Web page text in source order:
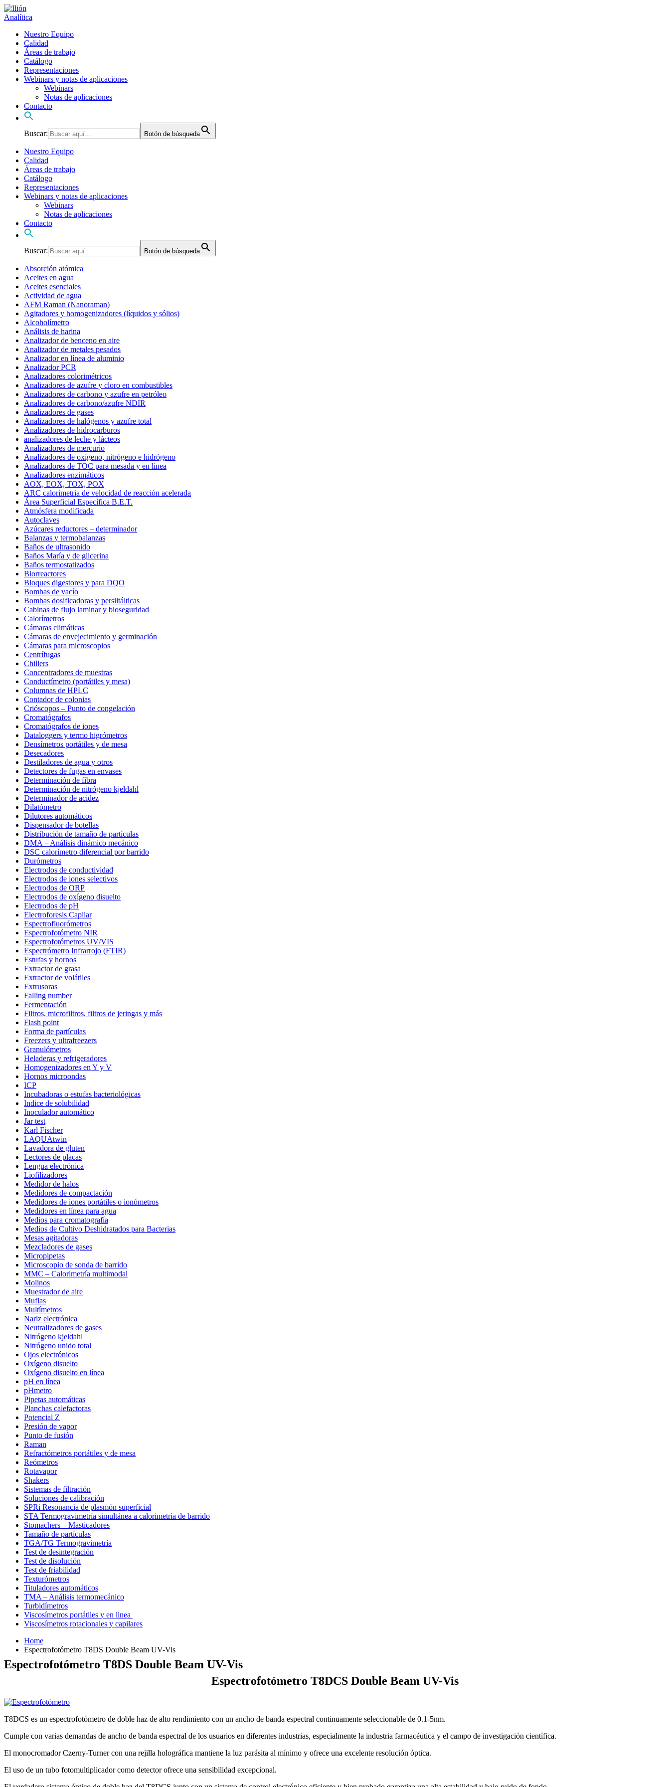
Nuestro Equipo
Calidad
Áreas de trabajo
Catálogo
Representaciones
Webinars y notas de aplicaciones
Webinars
Notas de aplicaciones
Contacto
Buscar: Botón de búsqueda
Nuestro Equipo
Calidad
Áreas de trabajo
Catálogo
Representaciones
Webinars y notas de aplicaciones
Webinars
Notas de aplicaciones
Contacto
Buscar: Botón de búsqueda
Absorción atómica
Aceites en agua
Aceites esenciales
Actividad de agua
AFM Raman (Nanoraman)
Agitadores y homogenizadores (líquidos y sólios)
Alcoholímetro
Análisis de harina
Analizador de benceno en aire
Analizador de metales pesados
Analizador en línea de aluminio
Analizador PCR
Analizadores colorimétricos
Analizadores de azufre y cloro en combustibles
Analizadores de carbono y azufre en petróleo
Analizadores de carbono/azufre NDIR
Analizadores de gases
Analizadores de halógenos y azufre total
Analizadores de hidrocarburos
analizadores de leche y lácteos
Analizadores de mercurio
Analizadores de oxígeno, nitrógeno e hidrógeno
Analizadores de TOC para mesada y en línea
Analizadores enzimáticos
AOX, EOX, TOX, POX
ARC calorimetria de velocidad de reacción acelerada
Área Superficial Específica B.E.T.
Atmósfera modificada
Autoclaves
Azúcares reductores – determinador
Balanzas y termobalanzas
Baños de ultrasonido
Baños María y de glicerina
Baños termostatizados
Biorreactores
Bloques digestores y para DQO
Bombas de vacío
Bombas dosificadoras y persiltálticas
Cabinas de flujo laminar y bioseguridad
Calorímetros
Cámaras climáticas
Cámaras de envejecimiento y germinación
Cámaras para microscopios
Centrífugas
Chillers
Concentradores de muestras
Conductímetro (portátiles y mesa)
Columnas de HPLC
Contador de colonias
Crióscopos – Punto de congelación
Cromatógrafos
Cromatógrafos de iones
Dataloggers y termo higrómetros
Densímetros portátiles y de mesa
Desecadores
Destiladores de agua y otros
Detectores de fugas en envases
Determinación de fibra
Determinación de nitrógeno kjeldahl
Determinador de acidez
Dilatómetro
Dilutores automáticos
Dispensador de botellas
Distribución de tamaño de partículas
DMA – Análisis dinámico mecánico
DSC calorímetro diferencial por barrido
Durómetros
Electrodos de conductividad
Electrodos de iones selectivos
Electrodos de ORP
Electrodos de oxígeno disuelto
Electrodos de pH
Electroforesis Capilar
Espectrofluorómetros
Espectrofotómetro NIR
Espectrofotómetros UV/VIS
Espectrómetro Infrarrojo (FTIR)
Estufas y hornos
Extractor de grasa
Extractor de volátiles
Extrusoras
Falling number
Fermentación
Filtros, microfiltros, filtros de jeringas y más
Flash point
Forma de partículas
Freezers y ultrafreezers
Granulómetros
Heladeras y refrigeradores
Homogenizadores en Y y V
Hornos microondas
ICP
Incubadoras o estufas bacteriológicas
Indice de solubilidad
Inoculador automático
Jar test
Karl Fischer
LAQUAtwin
Lavadora de gluten
Lectores de placas
Lengua electrónica
Liofilizadores
Medidor de halos
Medidores de compactación
Medidores de iones portátiles o ionómetros
Medidores en línea para agua
Medios para cromatografía
Medios de Cultivo Deshidratados para Bacterias
Mesas agitadoras
Mezcladores de gases
Micropipetas
Microscopio de sonda de barrido
MMC – Calorimetría multimodal
Molinos
Muestrador de aire
Muflas
Multímetros
Nariz electrónica
Neutralizadores de gases
Nitrógeno kjeldahl
Nitrógeno unido total
Ojos electrónicos
Oxígeno disuelto
Oxígeno disuelto en línea
pH en línea
pHmetro
Pipetas automáticas
Planchas calefactoras
Potencial Z
Presión de vapor
Punto de fusión
Raman
Refractómetros portátiles y de mesa
Reómetros
Rotavapor
Shakers
Sistemas de filtración
Soluciones de calibración
SPRi Resonancia de plasmón superficial
STA Termogravimetría simultánea a calorimetría de barrido
Stomachers – Masticadores
Tamaño de partículas
TGA/TG Termogravimetría
Test de desintegración
Test de disolución
Test de friabilidad
Texturómetros
Tituladores automáticos
TMA – Análisis termomecánico
Turbidímetros
Viscosímetros portátiles y en linea
Viscosímetros rotacionales y capilares
Home
Espectrofotómetro T8DS Double Beam UV-Vis
Espectrofotómetro T8DS Double Beam UV-Vis
Espectrofotómetro T8DCS Double Beam UV-Vis
T8DCS es un espectrofotómetro de doble haz de alto rendimiento con un ancho de banda espectral continuamente seleccionable de 0.1-5nm.
Cumple con varias demandas de ancho de banda espectral de los usuarios en diferentes industrias, especialmente la industria farmacéutica y el campo de investigación científica.
El monocromador Czerny-Turner con una rejilla holográfica mantiene la luz parásita al mínimo y ofrece una excelente resolución óptica.
El uso de un tubo fotomultiplicador como detector ofrece una sensibilidad excepcional.